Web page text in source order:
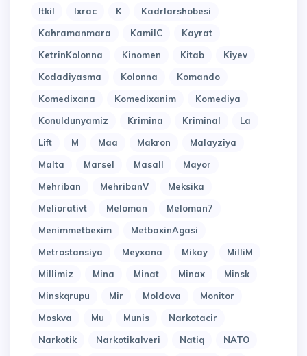
Itkil
Ixrac K
Kadrlarshobesi
Kahramanmara
KamilC
Kayrat
KetrinKolonna
Kinomen Kitab
Kiyev
Kodadiyasma
Kolonna
Komando
Komedixana
Komedixanim
Komediya
Konuldunyamiz
Krimina Kriminal
La
Lift
M Maa Makron
Malayziya
Malta
Marsel Masall
Mayor
Mehriban
MehribanV
Meksika
Meliorativt
Meloman
Meloman7
Menimmetbexim
MetbaxinAgasi
Metrostansiya
Meyxana Mikay
MilliM
Millimiz
Mina Minat Minax
Minsk
Minskqrupu
Mir Moldova
Monitor
Moskva
Mu Munis
Narkotacir
Narkotik
Narkotikalveri Natiq NATO